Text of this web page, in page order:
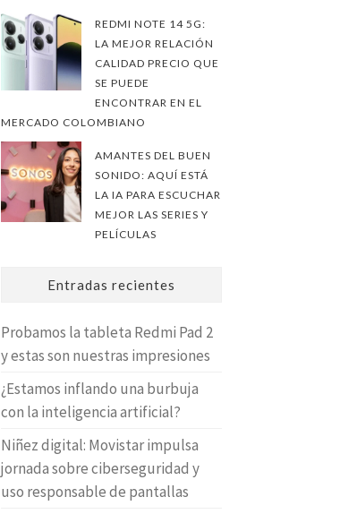
REDMI NOTE 14 5G:
LA MEJOR RELACIÓN
CALIDAD PRECIO QUE
SE PUEDE
ENCONTRAR EN EL
MERCADO COLOMBIANO
AMANTES DEL BUEN
SONIDO: AQUÍ ESTÁ
LA IA PARA ESCUCHAR
MEJOR LAS SERIES Y
PELÍCULAS
Entradas recientes
Probamos la tableta Redmi Pad 2
y estas son nuestras impresiones
¿Estamos inflando una burbuja
con la inteligencia artificial?
Niñez digital: Movistar impulsa
jornada sobre ciberseguridad y
uso responsable de pantallas